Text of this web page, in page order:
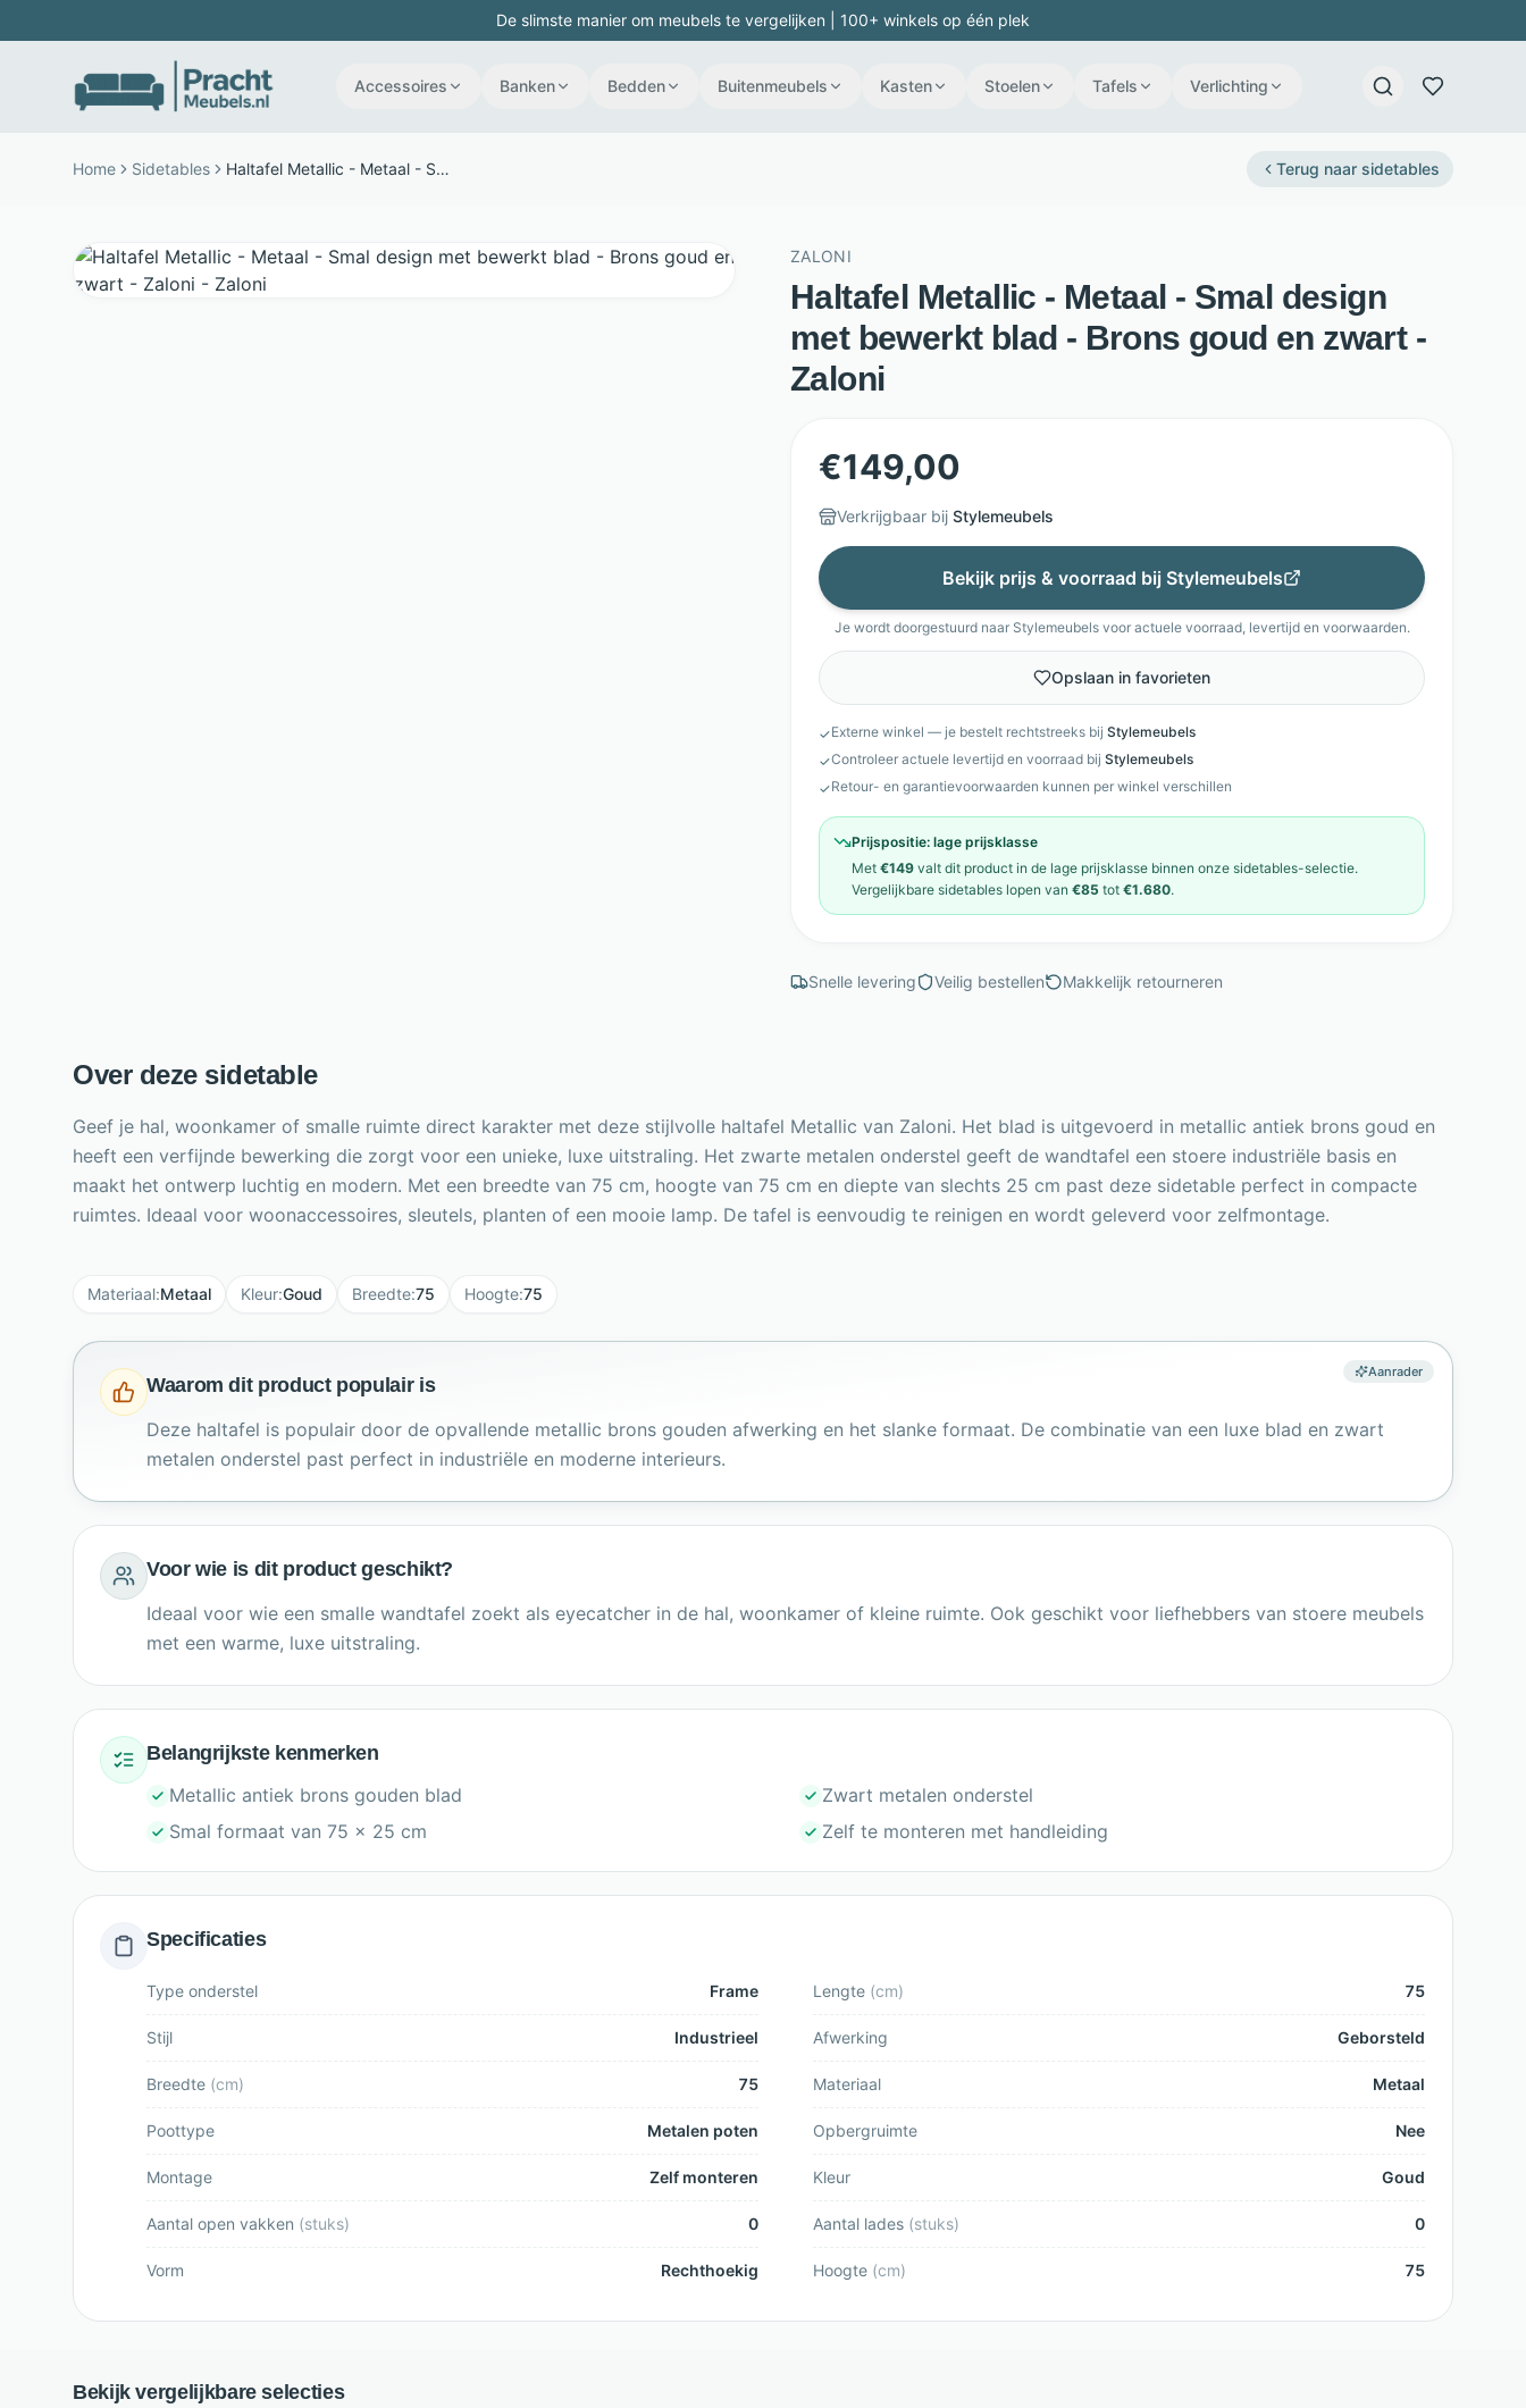
De slimste manier om meubels te vergelijken | 100+ winkels op één plek
Accessoires Banken Bedden Buitenmeubels Kasten Stoelen Tafels Verlichting
Home Sidetables Haltafel Metallic - Metaal - Smal design met bewerkt blad - Brons goud en zwart - Zaloni Terug naar sidetables
ZALONI
Haltafel Metallic - Metaal - Smal design
met bewerkt blad - Brons goud en zwart -
Zaloni
€149,00
Verkrijgbaar bij Stylemeubels
Bekijk prijs & voorraad bij Stylemeubels
Je wordt doorgestuurd naar Stylemeubelsvoor actuele voorraad, levertijd en voorwaarden.
Opslaan in favorieten
✓Externe winkel — je bestelt rechtstreeks bij Stylemeubels
✓Controleer actuele levertijd en voorraad bij Stylemeubels
✓Retour- en garantievoorwaarden kunnen per winkel verschillen
Prijspositie: lage prijsklasse
Met €149 valt dit product in de lage prijsklasse binnen onze sidetables-selectie.
Vergelijkbare sidetables lopen van €85 tot €1.680.
Snelle levering Veilig bestellen Makkelijk retourneren
Over deze sidetable
Geef je hal, woonkamer of smalle ruimte direct karakter met deze stijlvolle haltafel Metallic van Zaloni. Het blad is uitgevoerd in metallic antiek brons goud en
heeft een verfijnde bewerking die zorgt voor een unieke, luxe uitstraling. Het zwarte metalen onderstel geeft de wandtafel een stoere industriële basis en
maakt het ontwerp luchtig en modern. Met een breedte van 75 cm, hoogte van 75 cm en diepte van slechts 25 cm past deze sidetable perfect in compacte
ruimtes. Ideaal voor woonaccessoires, sleutels, planten of een mooie lamp. De tafel is eenvoudig te reinigen en wordt geleverd voor zelfmontage.
Materiaal:Metaal Kleur:Goud Breedte:75 Hoogte:75
Aanrader
Waarom dit product populair is
Deze haltafel is populair door de opvallende metallic brons gouden afwerking en het slanke formaat. De combinatie van een luxe blad en zwart
metalen onderstel past perfect in industriële en moderne interieurs.
Voor wie is dit product geschikt?
Ideaal voor wie een smalle wandtafel zoekt als eyecatcher in de hal, woonkamer of kleine ruimte. Ook geschikt voor liefhebbers van stoere meubels
met een warme, luxe uitstraling.
Belangrijkste kenmerken
Metallic antiek brons gouden blad
Zwart metalen onderstel
Smal formaat van 75 x 25 cm
Zelf te monteren met handleiding
Specificaties
Type onderstel Frame Lengte (cm) 75
Stijl Industrieel Afwerking Geborsteld
Breedte (cm) 75 Materiaal Metaal
Poottype Metalen poten Opbergruimte Nee
Montage Zelf monteren Kleur Goud
Aantal open vakken (stuks) 0 Aantal lades (stuks) 0
Vorm Rechthoekig Hoogte (cm) 75
Bekijk vergelijkbare selecties